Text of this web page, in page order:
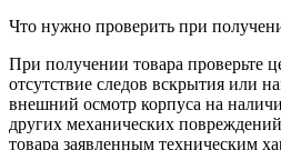
Что нужно проверить при
При получении товара проверьте
отсутствие следов вскрытия или
внешний осмотр корпуса на
других механических
товара заявленным техническим